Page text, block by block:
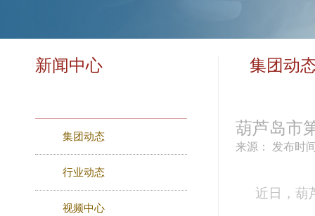
新闻中心
集团动态
行业动态
视频中心
集团动
葫芦岛市
来源： 发布时
近日，葫